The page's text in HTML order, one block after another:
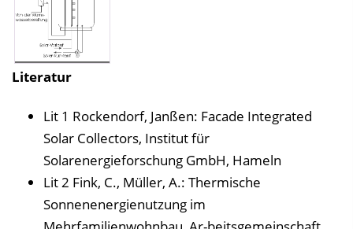
Literatur
Lit 1 Rockendorf, Janßen: Facade Integrated
Solar Collectors, Institut für
Solarenergieforschung GmbH, Hameln
Lit 2 Fink, C., Müller, A.: Thermische
Sonnenenergienutzung im